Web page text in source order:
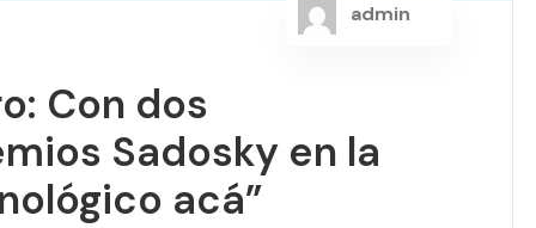
admin
Con dos
Sadosky en la
acá”